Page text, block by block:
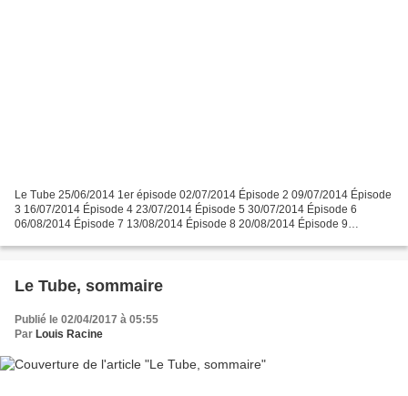
Le Tube 25/06/2014 1er épisode 02/07/2014 Épisode 2 09/07/2014 Épisode
3 16/07/2014 Épisode 4 23/07/2014 Épisode 5 30/07/2014 Épisode 6
06/08/2014 Épisode 7 13/08/2014 Épisode 8 20/08/2014 Épisode 9
Le Tube, sommaire
Publié le 02/04/2017 à 05:55
Par Louis Racine